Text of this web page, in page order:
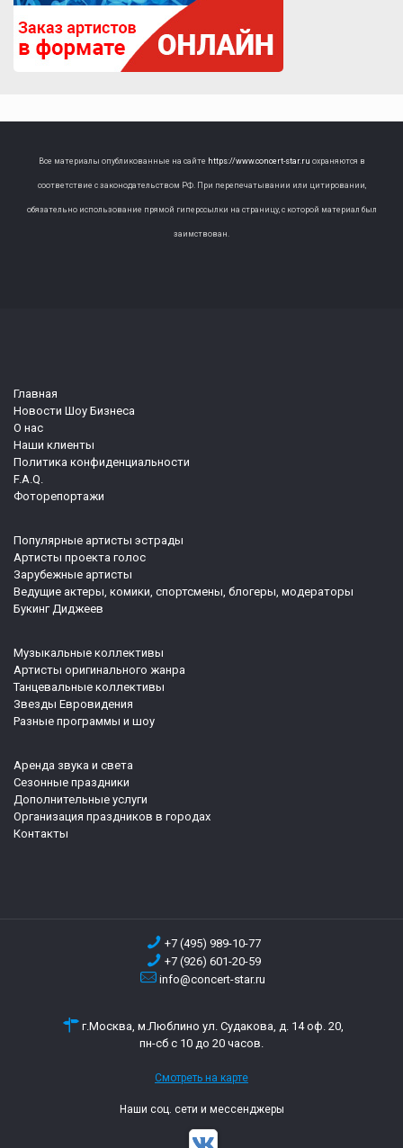
Все материалы опубликованные на сайте https://www.concert-star.ru охраняются в
соответствие с законодательством РФ. При перепечатывании или цитировании,
обязательно использование прямой гиперссылки на страницу, с которой материал был
заимствован.
Главная
Новости Шоу Бизнеса
О нас
Наши клиенты
Политика конфиденциальности
F.A.Q.
Фоторепортажи
Популярные артисты эстрады
Артисты проекта голос
Зарубежные артисты
Ведущие актеры, комики, спортсмены, блогеры, модераторы
Букинг Диджеев
Музыкальные коллективы
Артисты оригинального жанра
Танцевальные коллективы
Звезды Евровидения
Разные программы и шоу
Аренда звука и света
Сезонные праздники
Дополнительные услуги
Организация праздников в городах
Контакты
+7 (495) 989-10-77
+7 (926) 601-20-59
info@concert-star.ru
г.Москва, м.Люблино ул. Судакова, д. 14 оф. 20,
пн-сб с 10 до 20 часов.
Смотреть на карте
Наши соц. сети и мессенджеры